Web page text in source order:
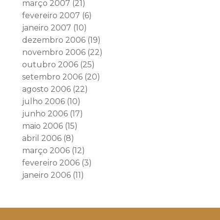
março 2007 (21)
fevereiro 2007 (6)
janeiro 2007 (10)
dezembro 2006(19)
novembro 2006(22)
outubro 2006(25)
setembro 2006(20)
agosto 2006(22)
julho 2006(10)
junho 2006(17)
maio 2006(15)
abril 2006(8)
março 2006(12)
fevereiro 2006(3)
janeiro 2006(11)